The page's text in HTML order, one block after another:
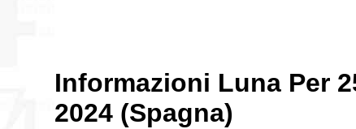
Informazioni Luna Per
2024 (Spagna)